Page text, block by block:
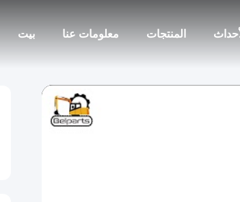
بيت معلومات عنا المنتجات